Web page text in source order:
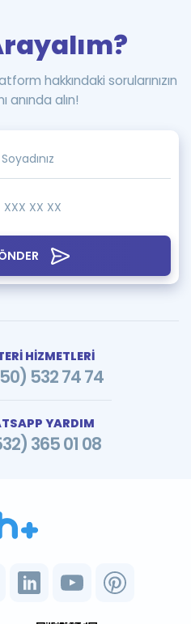
hakkındaki sorularınızın
anında alın!
HİZMETLERİ
532 74 74
YARDIM
365 01 08